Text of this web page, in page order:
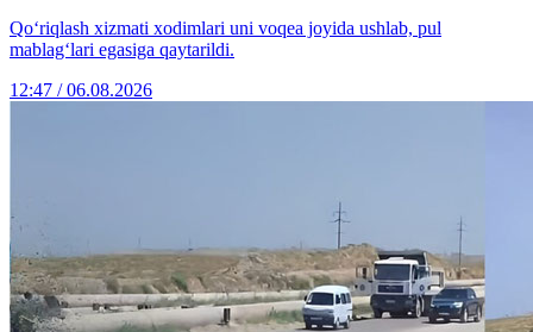
Qo‘riqlash xizmati xodimlari uni voqea joyida ushlab, pul
mablag‘lari egasiga qaytarildi.
12:47 / 06.08.2026